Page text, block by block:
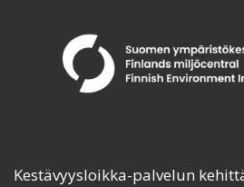
Kestävyysloikka-palvelun